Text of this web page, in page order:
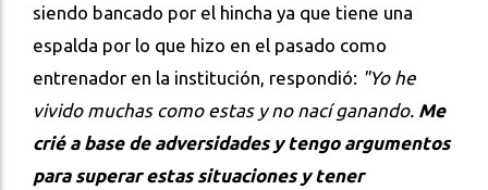
siendo bancado por el hincha ya que tiene una
espalda por lo que hizo en el pasado como
entrenador en la institución, respondió: "Yo he
vivido muchas como estas y no nací ganando. Me
crié a base de adversidades y tengo argumentos
para superar estas situaciones y tener